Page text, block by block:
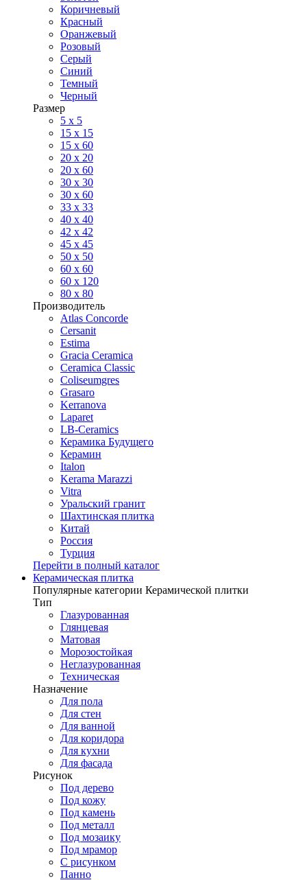
Коричневый
Красный
Оранжевый
Розовый
Серый
Синий
Темный
Черный
Размер
5 x 5
15 x 15
15 x 60
20 х 20
20 x 60
30 х 30
30 x 60
33 x 33
40 х 40
42 x 42
45 x 45
50 x 50
60 х 60
60 x 120
80 x 80
Производитель
Atlas Concorde
Cersanit
Estima
Gracia Ceramica
Ceramica Classic
Coliseumgres
Grasaro
Kerranova
Laparet
LB-Ceramics
Керамика Будущего
Керамин
Italon
Kerama Marazzi
Vitra
Уральский гранит
Шахтинская плитка
Китай
Россия
Турция
Перейти в полный каталог
Керамическая плитка
Популярные категории Керамической плитки
Тип
Глазурованная
Глянцевая
Матовая
Морозостойкая
Неглазурованная
Техническая
Назначение
Для пола
Для стен
Для ванной
Для коридора
Для кухни
Для фасада
Рисунок
Под дерево
Под кожу
Под камень
Под металл
Под мозаику
Под мрамор
С рисунком
Панно